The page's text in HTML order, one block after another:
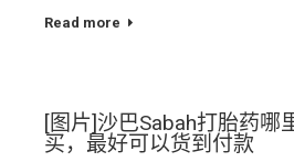
Read more
[图片]沙巴Sabah打胎药哪
买，最好可以货到付款